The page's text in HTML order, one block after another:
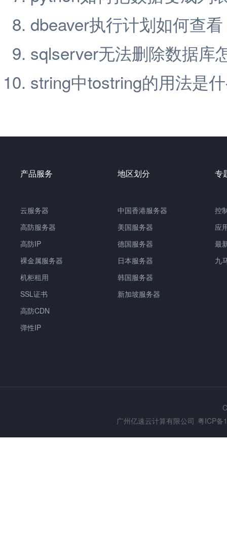
dbeaver执行计划如何查看
sqlserver无法删除数据库
string中tostring的用法是
产品服务
云服务器
高防服务器
高防IP
裸金属服务器
机柜租用
SSL证书
高防CDN
弹性IP
地区划分
中国香港服务器
美国服务器
德国服务器
日本服务器
韩国服务器
新加坡服务器
专
控
应
最
九
广州亿速云计算有限公司 粤ICP备